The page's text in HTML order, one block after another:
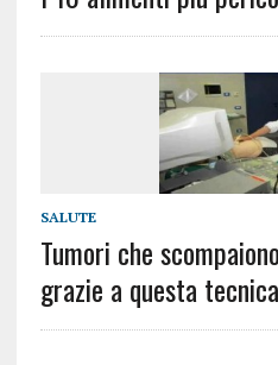
SALUTE
Tumori che
grazie a questa tecnica